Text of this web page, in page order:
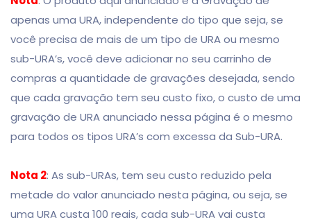
apenas uma URA, independente do tipo que seja, se
você precisa de mais de um tipo de URA ou mesmo
sub-URA’s, você deve adicionar no seu carrinho de
compras a quantidade de gravações desejada, sendo
que cada gravação tem seu custo fixo, o custo de uma
gravação de URA anunciado nessa página é o mesmo
para todos os tipos URA’s com excessa da Sub-URA.
Nota 2: As sub-URAs, tem seu custo reduzido pela
metade do valor anunciado nesta página, ou seja, se
uma URA custa 100 reais, cada sub-URA vai custa